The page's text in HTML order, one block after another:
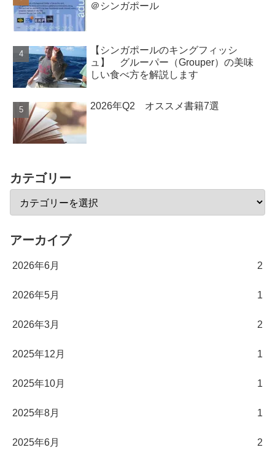
＠シンガポール
【シンガポールのキングフィッシ
ュ】 グルーパー（Grouper）の美味
しい食べ方を解説します
2026年Q2 オススメ書籍7選
カテゴリー
アーカイブ
2026年6月 2
2026年5月 1
2026年3月 2
2025年12月 1
2025年10月 1
2025年8月 1
2025年6月 2